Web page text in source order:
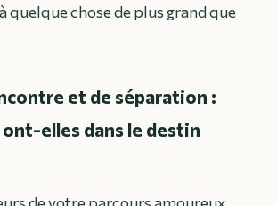
quelque chose de plus grand que
et de séparation :
ont-elles dans le destin